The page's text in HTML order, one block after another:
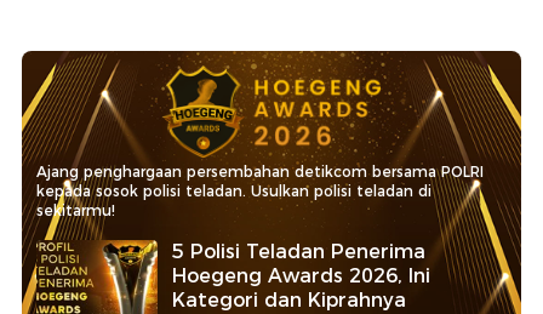
Ajang penghargaan persembahan detikcom bersama POLRI
kepada sosok polisi teladan. Usulkan polisi teladan di
sekitarmu!
5 Polisi Teladan Penerima
Hoegeng Awards 2026, Ini
Kategori dan Kiprahnya